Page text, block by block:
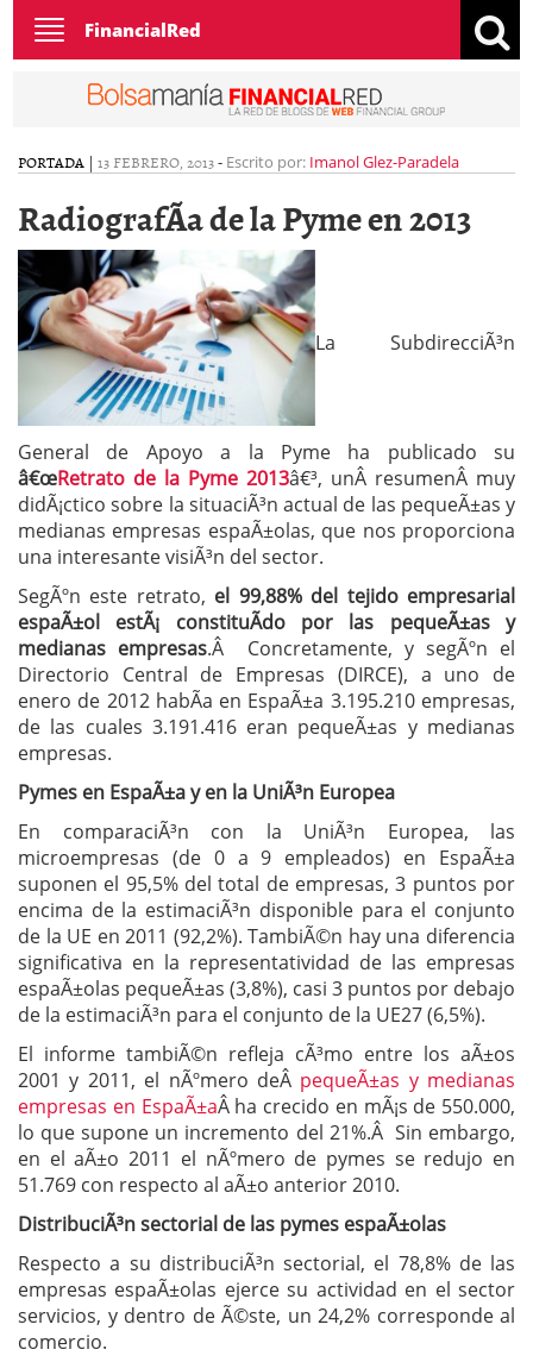
Toggle
navigation
FinancialRed
PORTADA | 13 FEBRERO, 2013- Escrito por: Imanol Glez-Paradela
RadiografÃ­a de la Pyme en 2013
La SubdirecciÃ³n
General de Apoyo a la Pyme ha publicado su
â€œRetrato de la Pyme 2013â€³, unÂ resumenÂ muy
didÃ¡ctico sobre la situaciÃ³n actual de las pequeÃ±as y
medianas empresas espaÃ±olas, que nos proporciona
una interesante visiÃ³n del sector.
SegÃºn este retrato, el 99,88% del tejido empresarial
espaÃ±ol estÃ¡ constituÃ­do por las pequeÃ±as y
medianas empresas.Â Concretamente, y segÃºn el
Directorio Central de Empresas (DIRCE), a uno de
enero de 2012 habÃ­a en EspaÃ±a 3.195.210 empresas,
de las cuales 3.191.416 eran pequeÃ±as y medianas
empresas.
Pymes en EspaÃ±a y en la UniÃ³n Europea
En comparaciÃ³n con la UniÃ³n Europea, las
microempresas (de 0 a 9 empleados) en EspaÃ±a
suponen el 95,5% del total de empresas, 3 puntos por
encima de la estimaciÃ³n disponible para el conjunto
de la UE en 2011 (92,2%). TambiÃ©n hay una diferencia
significativa en la representatividad de las empresas
espaÃ±olas pequeÃ±as (3,8%), casi 3 puntos por debajo
de la estimaciÃ³n para el conjunto de la UE27 (6,5%).
El informe tambiÃ©n refleja cÃ³mo entre los aÃ±os
2001 y 2011, el nÃºmero deÂ pequeÃ±as y medianas
empresas en EspaÃ±aÂ ha crecido en mÃ¡s de 550.000,
lo que supone un incremento del 21%.Â Sin embargo,
en el aÃ±o 2011 el nÃºmero de pymes se redujo en
51.769 con respecto al aÃ±o anterior 2010.
DistribuciÃ³n sectorial de las pymes espaÃ±olas
Respecto a su distribuciÃ³n sectorial, el 78,8% de las
empresas espaÃ±olas ejerce su actividad en el sector
servicios, y dentro de Ã©ste, un 24,2% corresponde al
comercio.